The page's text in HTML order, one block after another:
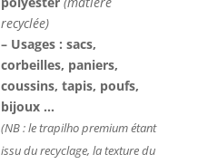
recyclée)
– Usages : sacs,
corbeilles, paniers,
coussins, tapis, poufs,
bijoux …
(NB : le trapilho premium étant
issu du recyclage, la texture du